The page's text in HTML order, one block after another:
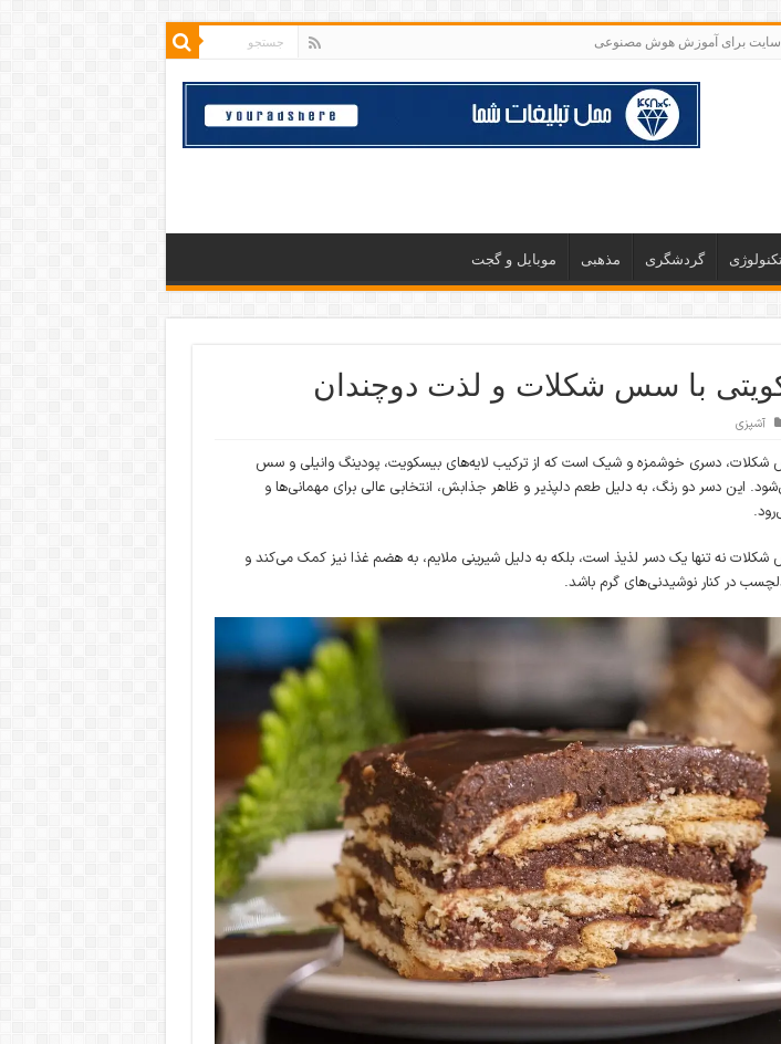
سایت برای آموزش هوش مصنوعی
گردشگری مذهبی موبایل و گجت
با سس شکلات و لذت دوچندان
آشپزی
شکلات، دسری خوشمزه و شیک است که از ترکیب لایه‌های بیسکویت، پودینگ وانیلی و سس
این دسر دو رنگ، به دلیل طعم دلپذیر و ظاهر جذابش، انتخابی عالی برای مهمانی‌ها و
نه تنها یک دسر لذیذ است، بلکه به دلیل شیرینی ملایم، به هضم غذا نیز کمک می‌کند و
در کنار نوشیدنی‌های گرم باشد.